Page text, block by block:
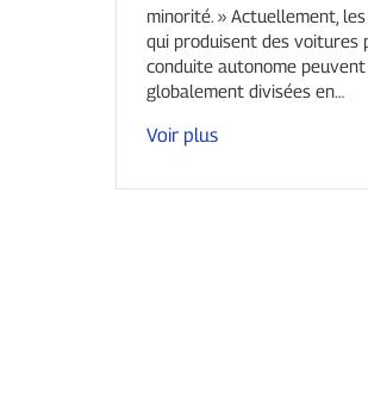
de l’histoire ?
minorité. » Actuellement,
qui produisent des voitures
conduite autonome
globalement divisées en…
Voir plus